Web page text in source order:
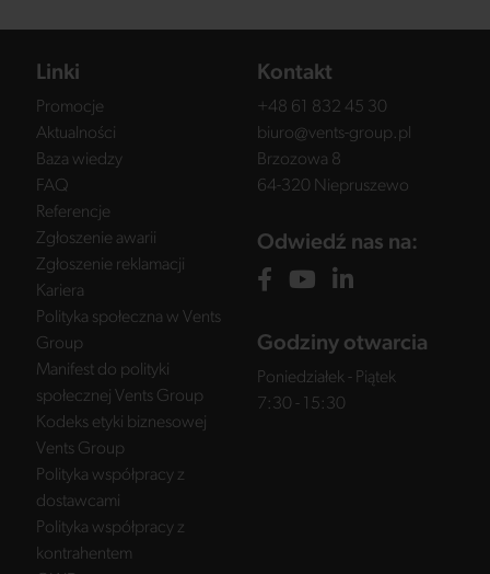
Linki
Promocje
Aktualności
Baza wiedzy
FAQ
Referencje
Zgłoszenie awarii
Zgłoszenie reklamacji
Kariera
Polityka społeczna w Vents
Group
Manifest do polityki
społecznej Vents Group
Kodeks etyki biznesowej
Vents Group
Polityka współpracy z
dostawcami
Polityka współpracy z
kontrahentem
Kontakt
+48 61 832 45 30
biuro@vents-group.pl
Brzozowa 8
64-320 Niepruszewo
Odwiedź nas na:
Godziny otwarcia
Poniedziałek - Piątek
7:30 - 15:30